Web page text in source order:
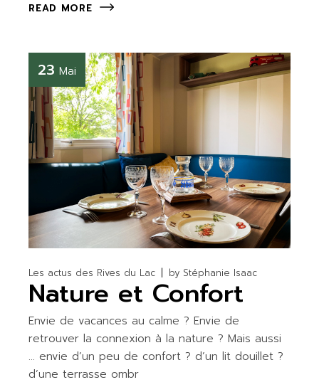
READ MORE
23 Mai
Les actus des Rives du Lac by Stéphanie Isaac
Nature et Confort
Envie de vacances au calme ? Envie de
retrouver la connexion à la nature ? Mais aussi
… envie d’un peu de confort ? d’un lit douillet ?
d’une terrasse ombr